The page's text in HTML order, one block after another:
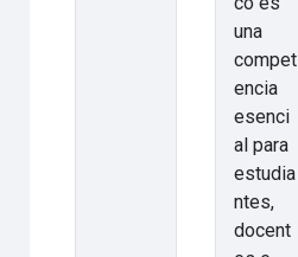
una
compet
encia
esenci
al para
estudia
ntes,
docent